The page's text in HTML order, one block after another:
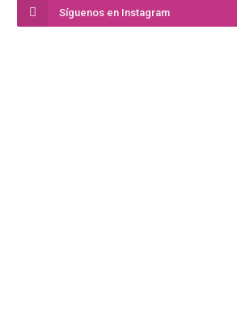
Síguenos en Instagram